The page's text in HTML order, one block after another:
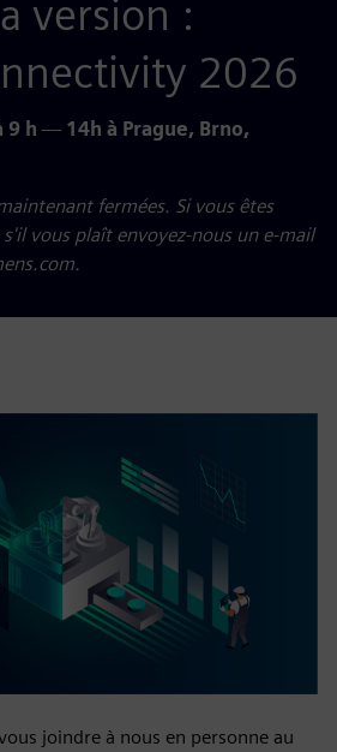
version :
2026
9 h— 14h à Prague, Brno,
fermées. Si vous êtes
vous plaît envoyez-nous un e-mail
joindre à nous en personne au